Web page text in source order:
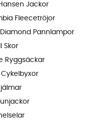
Jackor
Fleecetröjor
Pannlampor
Skor
Ryggsäckar
Cykelbyxor